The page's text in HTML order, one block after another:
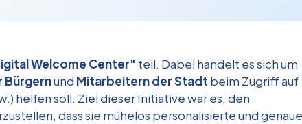
Welcome Center" teil. Dabei handelt es sich um
Bürgernund Mitarbeitern der Stadt beim Zugriff auf
helfen soll. Ziel dieser Initiative war es, den
dass sie mühelos personalisierte und genaue